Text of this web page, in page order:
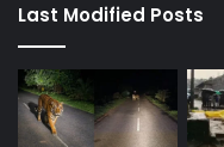
Last Modified Posts